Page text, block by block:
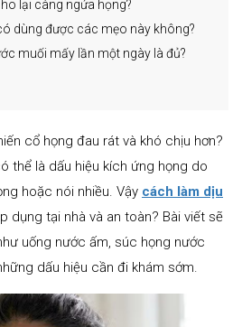
lại càng ngứa họng?
dùng được các mẹo này không?
muối mấy lần một ngày là đủ?
cổ họng đau rát và khó chịu hơn?
thể là dấu hiệu kích ứng họng do
hoặc nói nhiều. Vậy cách làm dịu
dụng tại nhà và an toàn? Bài viết sẽ
uống nước ấm, súc họng nước
dấu hiệu cần đi khám sớm.